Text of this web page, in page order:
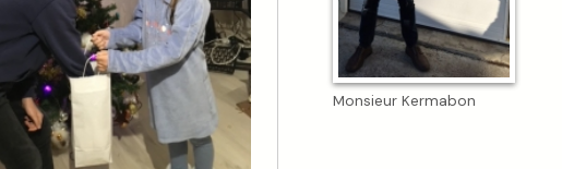
Monsieur Kermabon